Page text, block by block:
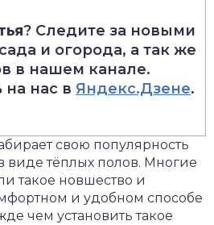
? Следите за новыми
и огорода, а так же
в нашем канале.
нас в Яндекс.Дзене.
свою популярность
виде тёплых полов. Многие
такое новшество и
и удобном способе
чем установить такое